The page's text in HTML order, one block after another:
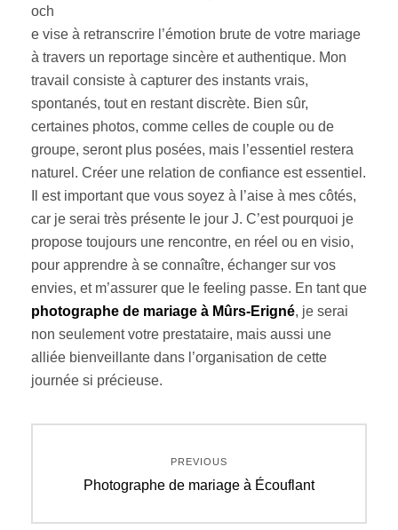
och
e vise à retranscrire l’émotion brute de votre mariage
à travers un reportage sincère et authentique. Mon
travail consiste à capturer des instants vrais,
spontanés, tout en restant discrète. Bien sûr,
certaines photos, comme celles de couple ou de
groupe, seront plus posées, mais l’essentiel restera
naturel. Créer une relation de confiance est essentiel.
Il est important que vous soyez à l’aise à mes côtés,
car je serai très présente le jour J. C’est pourquoi je
propose toujours une rencontre, en réel ou en visio,
pour apprendre à se connaître, échanger sur vos
envies, et m’assurer que le feeling passe. En tant que
photographe de mariage à Mûrs-Erigné, je serai
non seulement votre prestataire, mais aussi une
alliée bienveillante dans l’organisation de cette
journée si précieuse.
l’article
PREVIOUS
Previous
Photographe de mariage à Écouflant